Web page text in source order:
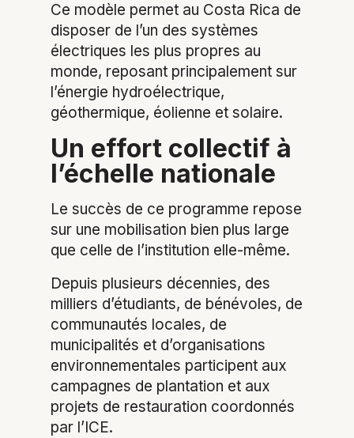
Ce modèle permet au Costa Rica de
disposer de l’un des systèmes
électriques les plus propres au
monde, reposant principalement sur
l’énergie hydroélectrique,
géothermique, éolienne et solaire.
Un effort collectif à
l’échelle nationale
Le succès de ce programme repose
sur une mobilisation bien plus large
que celle de l’institution elle-même.
Depuis plusieurs décennies, des
milliers d’étudiants, de bénévoles, de
communautés locales, de
municipalités et d’organisations
environnementales participent aux
campagnes de plantation et aux
projets de restauration coordonnés
par l’ICE.